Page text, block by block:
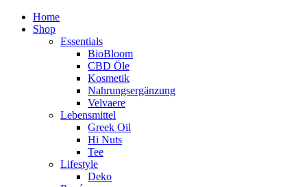
Home
Shop
Essentials
BioBloom
CBD Öle
Kosmetik
Nahrungsergänzung
Velvaere
Lebensmittel
Greek Oil
Hi Nuts
Tee
Lifestyle
Deko